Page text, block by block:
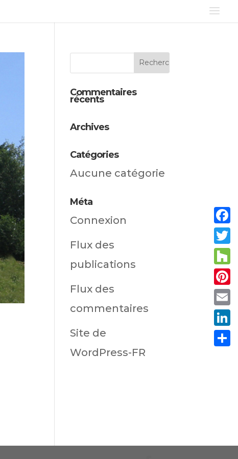
Commentaires
récents
Archives
Catégories
Aucune catégorie
Méta
Connexion
Flux des
publications
Flux des
commentaires
Site de
WordPress-FR